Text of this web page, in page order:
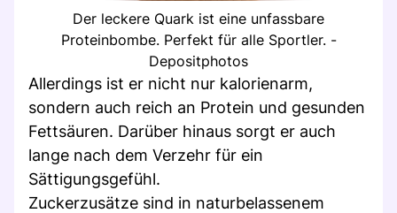
Der leckere Quark ist eine unfassbare
Proteinbombe. Perfekt für alle Sportler. -
Depositphotos
Allerdings ist er nicht nur kalorienarm,
sondern auch reich an Protein und gesunden
Fettsäuren. Darüber hinaus sorgt er auch
lange nach dem Verzehr für ein
Sättigungsgefühl.
Zuckerzusätze sind in naturbelassenem